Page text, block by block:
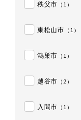
秩父市 （1）
東松山市 （1）
鴻巣市 （1）
越谷市 （2）
入間市 （1）